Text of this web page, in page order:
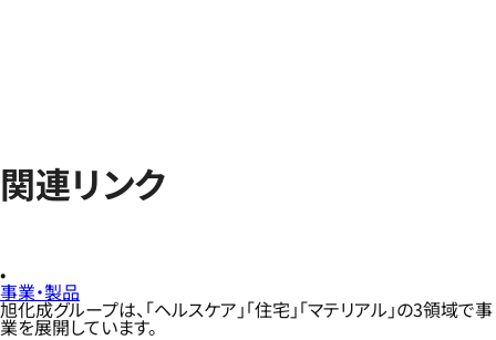
関連リンク
事業・製品
旭化成グループは、「ヘルスケア」「住宅」「マテリアル」の3領域で事
業を展開しています。